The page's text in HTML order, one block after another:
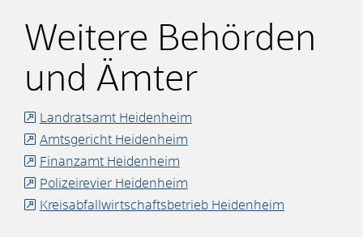
Weitere Behörden
und Ämter
Landratsamt Heidenheim
Amtsgericht Heidenheim
Finanzamt Heidenheim
Polizeirevier Heidenheim
Kreisabfallwirtschaftsbetrieb Heidenheim